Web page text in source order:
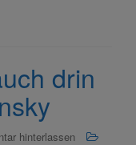
drin
hinterlassen